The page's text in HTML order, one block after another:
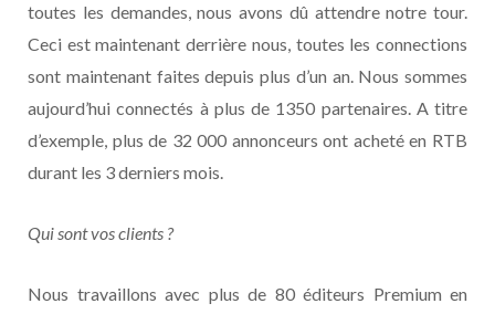
toutes les demandes, nous avons dû attendre notre tour.
Ceci est maintenant derrière nous, toutes les connections
sont maintenant faites depuis plus d’un an. Nous sommes
aujourd’hui connectés à plus de 1350 partenaires. A titre
d’exemple, plus de 32 000 annonceurs ont acheté en RTB
durant les 3 derniers mois.
Qui sont vos clients ?
Nous travaillons avec plus de 80 éditeurs Premium en